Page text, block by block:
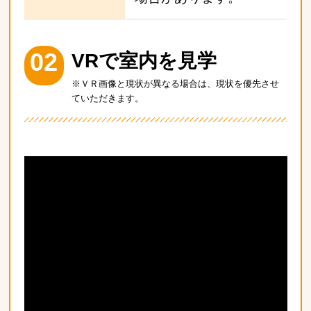
02 VRで室内を見学
※ＶＲ画像と現状が異なる場合は、現状を優先させ
ていただきます。